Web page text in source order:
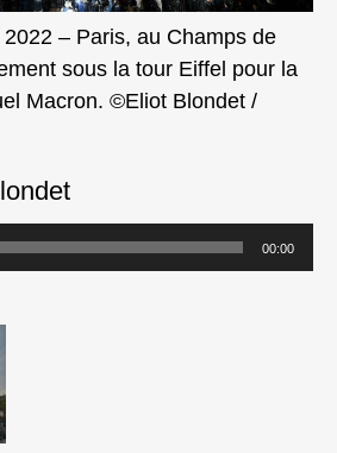
– Paris, au Champs de
sous la tour Eiffel pour la
Macron. ©Eliot Blondet /
00:00